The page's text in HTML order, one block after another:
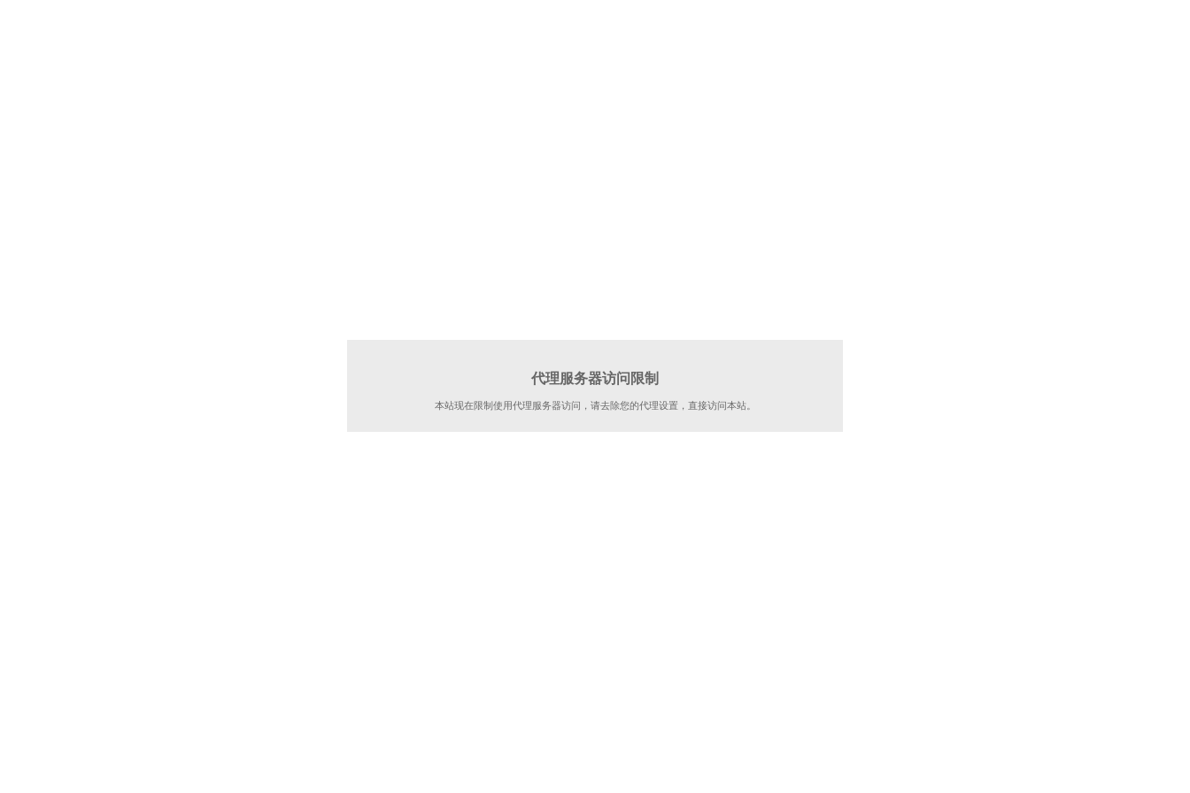
代理服务器访问限制
本站现在限制使用代理服务器访问，请去除您的代理设置，直接访问本站。